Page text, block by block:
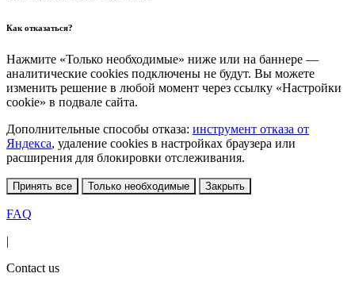
Как отказаться?
Нажмите «Только необходимые» ниже или на баннере —
аналитические cookies подключены не будут. Вы можете
изменить решение в любой момент через ссылку «Настройки
cookie» в подвале сайта.
Дополнительные способы отказа: инструмент отказа от
Яндекса, удаление cookies в настройках браузера или
расширения для блокировки отслеживания.
Принять все Только необходимые Закрыть
FAQ
|
Contact us